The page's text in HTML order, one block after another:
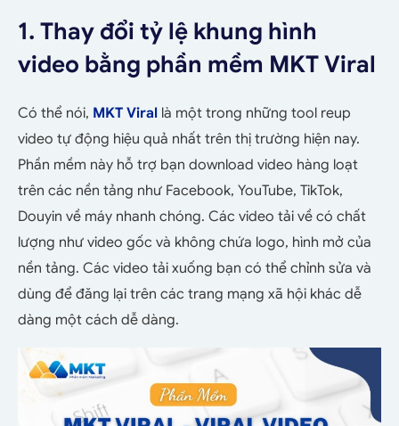
1. Thay đổi tỷ lệ khung hình
video bằng phần mềm MKT Viral
Có thể nói, MKT Viral là một trong những tool reup
video tự động hiệu quả nhất trên thị trường hiện nay.
Phần mềm này hỗ trợ bạn download video hàng loạt
trên các nền tảng như Facebook, YouTube, TikTok,
Douyin về máy nhanh chóng. Các video tải về có chất
lượng như video gốc và không chứa logo, hình mở của
nền tảng. Các video tải xuống bạn có thể chỉnh sửa và
dùng để đăng lại trên các trang mạng xã hội khác dễ
dàng một cách dễ dàng.